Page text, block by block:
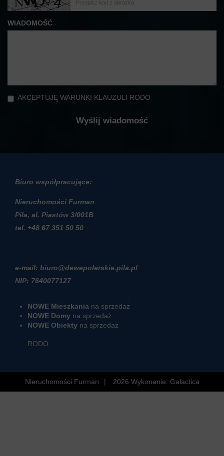
WIADOMOŚĆ
AKCEPTUJĘ WARUNKI KLAUZULI RODO
Biuro współpracujące:
Nieruchomości Furman
Piła, al. Piastów 3/001B
tel. +48 67 351 50 50
e-mail: biuro@dewepolerskie.pila.pl
NIP: 7640077127
NOWE Mieszkania na sprzedaż
NOWE Domy na sprzedaż
NOWE Obiekty na sprzedaż
RODO
Nieruchomości Furman 2026 Wykonanie: Galactica